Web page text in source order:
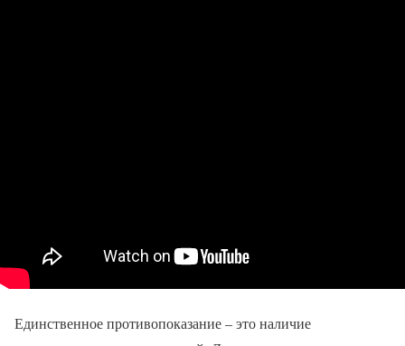
Единственное противопоказание – это наличие